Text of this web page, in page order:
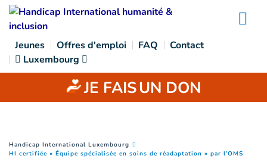
Goto main content
Jeunes Offres d'emploi FAQ
Contact
Luxembourg
JE FAISUN DON
You are here :
Handicap International Luxembourg
HI certifiée « Équipe spécialisée en soins de réadaptation » par l’OMS